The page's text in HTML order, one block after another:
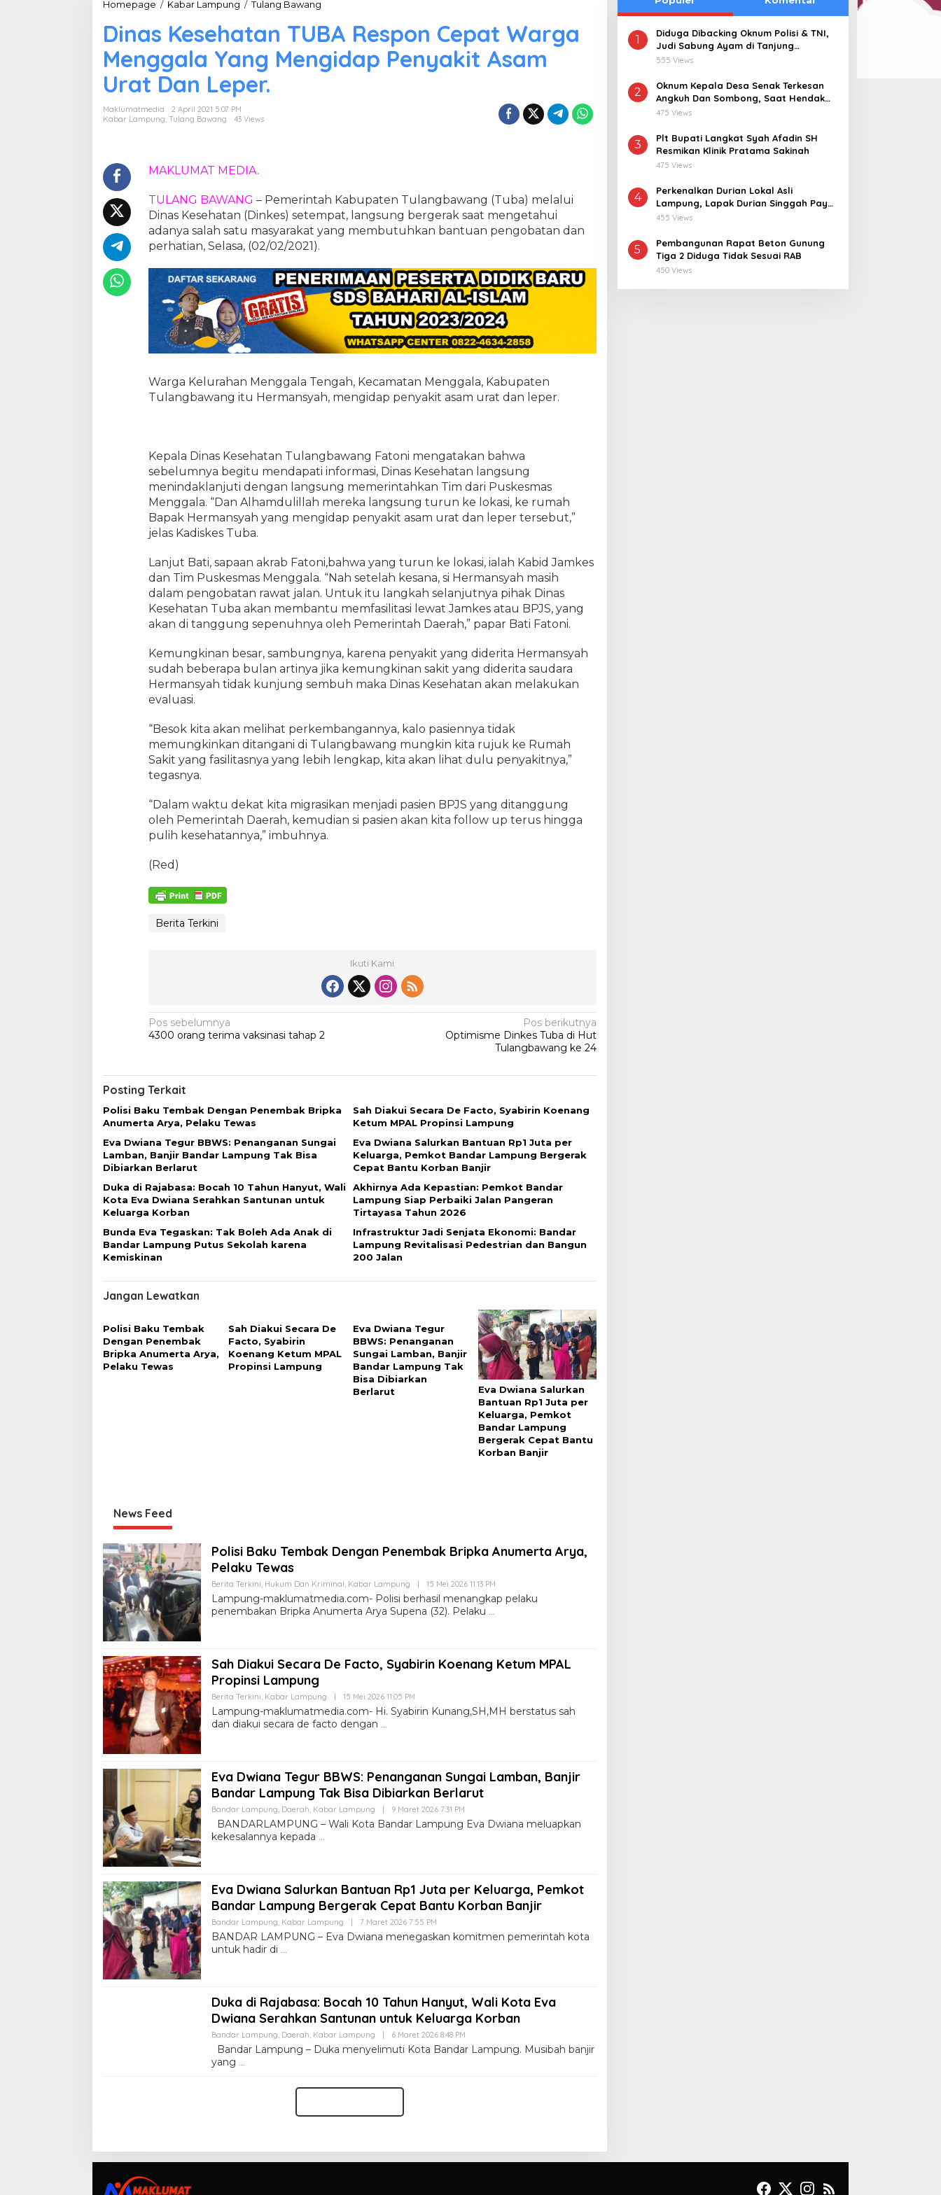
Homepage / Kabar Lampung / Tulang Bawang
n
a
s
K
U
B
A
R
p
o
n
a
t
a
r
n
g
g
l
a
n
g
M
e
n
g
a
p
P
a
k
i
a
m
U
.
Dinas Kesehatan TUBA Respon Cepat Warga
Menggala Yang Mengidap Penyakit Asam
Urat Dan Leper.
Maklumatmedia
2 April 2021 5:07 PM
Kabar Lampung Tulang Bawang 43 Views
MAKLUMAT MEDIA.
TULANG BAWANG – Pemerintah Kabupaten Tulangbawang (Tuba) melalui
Dinas Kesehatan (Dinkes) setempat, langsung bergerak saat mengetahui
adanya salah satu masyarakat yang membutuhkan bantuan pengobatan dan
perhatian, Selasa, (02/02/2021).
Warga Kelurahan Menggala Tengah, Kecamatan Menggala, Kabupaten
Tulangbawang itu Hermansyah, mengidap penyakit asam urat dan leper.
Kepala Dinas Kesehatan Tulangbawang Fatoni mengatakan bahwa
sebelumnya begitu mendapati informasi, Dinas Kesehatan langsung
menindaklanjuti dengan langsung memerintahkan Tim dari Puskesmas
Menggala. “Dan Alhamdulillah mereka langsung turun ke lokasi, ke rumah
Bapak Hermansyah yang mengidap penyakit asam urat dan leper tersebut,”
jelas Kadiskes Tuba.
Lanjut Bati, sapaan akrab Fatoni,bahwa yang turun ke lokasi, ialah Kabid Jamkes
dan Tim Puskesmas Menggala. “Nah setelah kesana, si Hermansyah masih
dalam pengobatan rawat jalan. Untuk itu langkah selanjutnya pihak Dinas
Kesehatan Tuba akan membantu memfasilitasi lewat Jamkes atau BPJS, yang
akan di tanggung sepenuhnya oleh Pemerintah Daerah,” papar Bati Fatoni.
Kemungkinan besar, sambungnya, karena penyakit yang diderita Hermansyah
sudah beberapa bulan artinya jika kemungkinan sakit yang diderita saudara
Hermansyah tidak kunjung sembuh maka Dinas Kesehatan akan melakukan
evaluasi.
“Besok kita akan melihat perkembangannya, kalo pasiennya tidak
memungkinkan ditangani di Tulangbawang mungkin kita rujuk ke Rumah
Sakit yang fasilitasnya yang lebih lengkap, kita akan lihat dulu penyakitnya,”
tegasnya.
“Dalam waktu dekat kita migrasikan menjadi pasien BPJS yang ditanggung
oleh Pemerintah Daerah, kemudian si pasien akan kita follow up terus hingga
pulih kesehatannya,” imbuhnya.
(Red)
Berita Terkini
Ikuti Kami
N
a
i
g
a
s
i
p
o
s
Pos sebelumnya
4300 orang terima vaksinasi tahap 2
Pos berikutnya
Optimisme Dinkes Tuba di Hut
Tulangbawang ke 24
Posting Terkait
Polisi Baku Tembak Dengan Penembak Bripka
Anumerta Arya, Pelaku Tewas
Sah Diakui Secara De Facto, Syabirin Koenang
Ketum MPAL Propinsi Lampung
Eva Dwiana Tegur BBWS: Penanganan Sungai
Lamban, Banjir Bandar Lampung Tak Bisa
Dibiarkan Berlarut
Eva Dwiana Salurkan Bantuan Rp1 Juta per
Keluarga, Pemkot Bandar Lampung Bergerak
Cepat Bantu Korban Banjir
Duka di Rajabasa: Bocah 10 Tahun Hanyut, Wali
Kota Eva Dwiana Serahkan Santunan untuk
Keluarga Korban
Akhirnya Ada Kepastian: Pemkot Bandar
Lampung Siap Perbaiki Jalan Pangeran
Tirtayasa Tahun 2026
Bunda Eva Tegaskan: Tak Boleh Ada Anak di
Bandar Lampung Putus Sekolah karena
Kemiskinan
Infrastruktur Jadi Senjata Ekonomi: Bandar
Lampung Revitalisasi Pedestrian dan Bangun
200 Jalan
Jangan Lewatkan
Polisi Baku Tembak
Dengan Penembak
Bripka Anumerta Arya,
Pelaku Tewas
Sah Diakui Secara De
Facto, Syabirin
Koenang Ketum MPAL
Propinsi Lampung
Eva Dwiana Tegur
BBWS: Penanganan
Sungai Lamban, Banjir
Bandar Lampung Tak
Bisa Dibiarkan
Berlarut
Eva Dwiana Salurkan
Bantuan Rp1 Juta per
Keluarga, Pemkot
Bandar Lampung
Bergerak Cepat Bantu
Korban Banjir
News Feed
Polisi Baku Tembak Dengan Penembak Bripka Anumerta Arya,
Pelaku Tewas
Berita Terkini, Hukum Dan Kriminal, Kabar Lampung 15 Mei 2026 11:13 PM
Lampung-maklumatmedia.com- Polisi berhasil menangkap pelaku
penembakan Bripka Anumerta Arya Supena (32). Pelaku
Sah Diakui Secara De Facto, Syabirin Koenang Ketum MPAL
Propinsi Lampung
Berita Terkini, Kabar Lampung 15 Mei 2026 11:05 PM
Lampung-maklumatmedia.com- Hi. Syabirin Kunang,SH,MH berstatus sah
dan diakui secara de facto dengan
Eva Dwiana Tegur BBWS: Penanganan Sungai Lamban, Banjir
Bandar Lampung Tak Bisa Dibiarkan Berlarut
Bandar Lampung, Daerah, Kabar Lampung 9 Maret 2026 7:31 PM
BANDARLAMPUNG – Wali Kota Bandar Lampung Eva Dwiana meluapkan
kekesalannya kepada
Eva Dwiana Salurkan Bantuan Rp1 Juta per Keluarga, Pemkot
Bandar Lampung Bergerak Cepat Bantu Korban Banjir
Bandar Lampung, Kabar Lampung 7 Maret 2026 7:55 PM
BANDAR LAMPUNG – Eva Dwiana menegaskan komitmen pemerintah kota
untuk hadir di
Duka di Rajabasa: Bocah 10 Tahun Hanyut, Wali Kota Eva
Dwiana Serahkan Santunan untuk Keluarga Korban
Bandar Lampung, Daerah, Kabar Lampung 6 Maret 2026 8:48 PM
Bandar Lampung – Duka menyelimuti Kota Bandar Lampung. Musibah banjir
yang
1
Diduga Dibacking Oknum Polisi & TNI,
Judi Sabung Ayam di Tanjung
Kemuning “Kebal Hukum”
555 Views
2
Oknum Kepala Desa Senak Terkesan
Angkuh Dan Sombong, Saat Hendak
Dikonfirmasi Realisasi Dana Desa 2021-
475 Views
3
Plt Bupati Langkat Syah Afadin SH
Resmikan Klinik Pratama Sakinah
475 Views
4
Perkenalkan Durian Lokal Asli
Lampung, Lapak Durian Singgah Pay
kini Hadir di Lampung Timur
455 Views
5
Pembangunan Rapat Beton Gunung
Tiga 2 Diduga Tidak Sesuai RAB
450 Views